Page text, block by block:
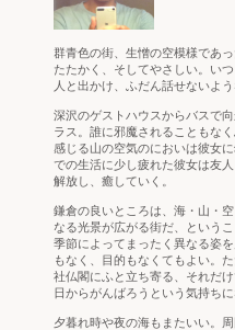
群青色の街、生憎の空模様であ
たたかく、そしてやさしい。い
人と出かけ、ふだん話せないよ
深沢のゲストハウスからバスで
ラス。誰に邪魔されることもな
感じる山の空気のにおいは彼女
での生活に少し疲れた彼女は友
解放し、癒していく。
鎌倉の良いところは、海・山・
なる光景が広がる街だ、という
季節によってまったく異なる姿
もなく、目的もなくてもよい。
社仏閣にふと立ち寄る、それだ
日からがんばろうという気持ちに
夕暮れ時や夜の海もまたいい。